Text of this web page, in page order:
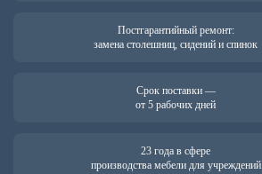
Постгарантийный ремонт:
замена столешниц, сидений и спинок
Срок поставки —
от 5 рабочих дней
23 года в сфере
производства мебели для учреждений